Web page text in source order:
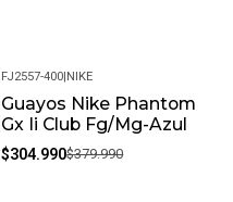
-20%
FJ2557-400|NIKE
Guayos Nike Phantom
Gx Ii Club Fg/Mg-Azul
$304.990$379.990